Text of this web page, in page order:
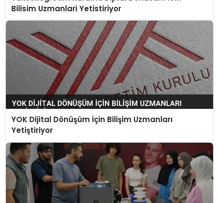
Bilisim Uzmanlari Yetistiriyor
YOK Dijital Dönüşüm İçin Bilişim Uzmanları
Yetiştiriyor